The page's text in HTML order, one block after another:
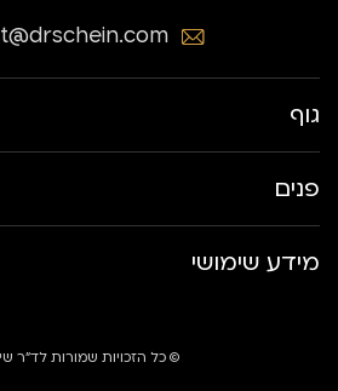
גוף
פנים
מידע שימושי
© כל הזכויות שמורות לד״ר שיין